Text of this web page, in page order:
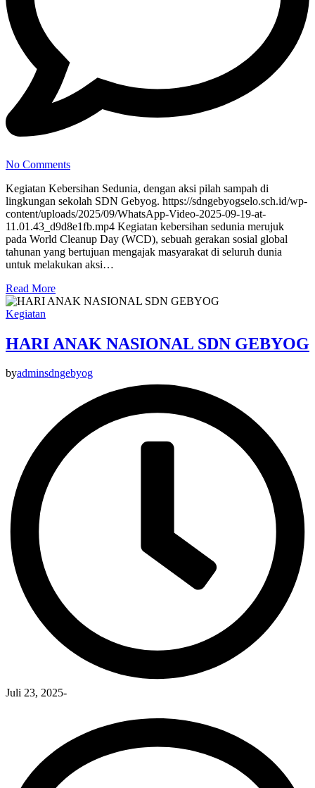
No Comments
Kegiatan Kebersihan Sedunia, dengan aksi pilah sampah di
lingkungan sekolah SDN Gebyog. https://sdngebyogselo.sch.id/wp-
content/uploads/2025/09/WhatsApp-Video-2025-09-19-at-
11.01.43_d9d8e1fb.mp4 Kegiatan kebersihan sedunia merujuk
pada World Cleanup Day (WCD), sebuah gerakan sosial global
tahunan yang bertujuan mengajak masyarakat di seluruh dunia
untuk melakukan aksi…
Read More
Kegiatan
HARI ANAK NASIONAL SDN GEBYOG
byadminsdngebyog
Juli 23, 2025-